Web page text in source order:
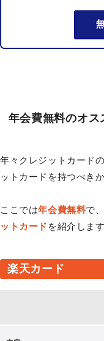
年会費無料のオス
年々クレジットカード
ットカードを持つべき
ここでは年会費無料で、
ットカード を紹介します
楽天カード